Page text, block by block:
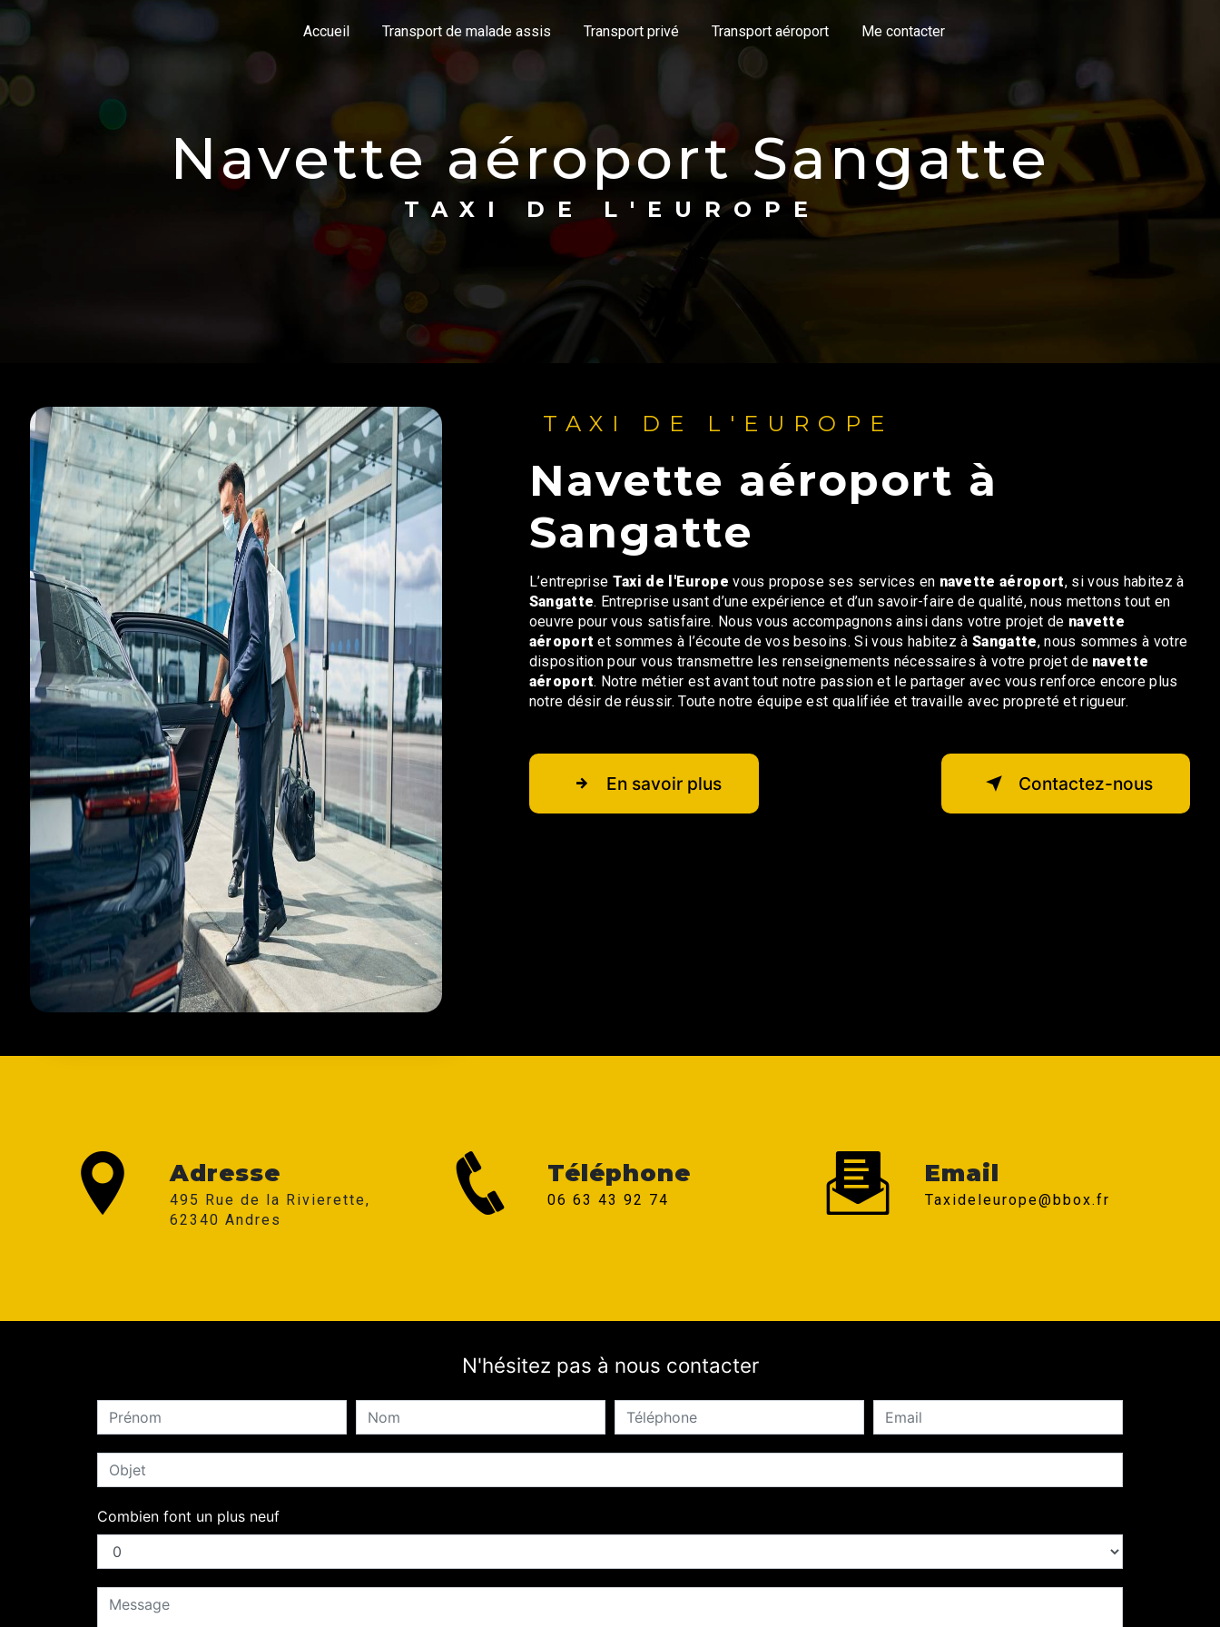
Accueil Transport de malade assis Transport privé Transport aéroport Me contacter
navette aéroport Sangatte
TAXI DE L'EUROPE
TAXI DE L'EUROPE
navette aéroport à
Sangatte
L’entreprise Taxi de l'Europe vous propose ses services en navette aéroport, si vous habitez à
Sangatte. Entreprise usant d’une expérience et d’un savoir-faire de qualité, nous mettons tout en
oeuvre pour vous satisfaire. Nous vous accompagnons ainsi dans votre projet de navette
aéroport et sommes à l’écoute de vos besoins. Si vous habitez àSangatte, nous sommes à votre
disposition pour vous transmettre les renseignements nécessaires à votre projet de navette
aéroport. Notre métier est avant tout notre passion et le partager avec vous renforce encore plus
notre désir de réussir. Toute notre équipe est qualifiée et travaille avec propreté et rigueur.
En savoir plus Contactez-nous
Adresse
495 Rue de la Rivierette,
62340 Andres
Téléphone
06 63 43 92 74
Email
taxideleurope@bbox.fr
N'hésitez pas à nous contacter
Combien font un plus neuf
Panneau de gestion des cookies